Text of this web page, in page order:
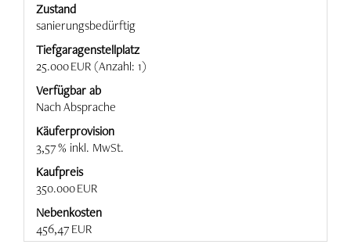
Zustand
sanierungsbedürftig
Tief­garagen­stell­platz
25.000 EUR (Anzahl: 1)
Verfügbar ab
Nach Absprache
Käufer­provision
3,57 % inkl. MwSt.
Kaufpreis
350.000 EUR
Nebenkosten
456,47 EUR